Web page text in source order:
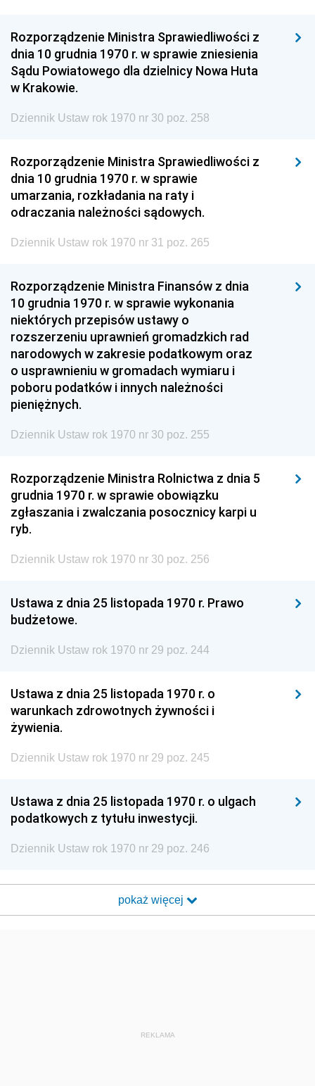
Rozporządzenie Ministra Sprawiedliwości z
dnia 10 grudnia 1970 r. w sprawie zniesienia
Sądu Powiatowego dla dzielnicy Nowa Huta
w Krakowie.
Dziennik Ustaw rok 1970 nr 30 poz. 258
Rozporządzenie Ministra Sprawiedliwości z
dnia 10 grudnia 1970 r. w sprawie
umarzania, rozkładania na raty i
odraczania należności sądowych.
Dziennik Ustaw rok 1970 nr 31 poz. 265
Rozporządzenie Ministra Finansów z dnia
10 grudnia 1970 r. w sprawie wykonania
niektórych przepisów ustawy o
rozszerzeniu uprawnień gromadzkich rad
narodowych w zakresie podatkowym oraz
o usprawnieniu w gromadach wymiaru i
poboru podatków i innych należności
pieniężnych.
Dziennik Ustaw rok 1970 nr 30 poz. 255
Rozporządzenie Ministra Rolnictwa z dnia 5
grudnia 1970 r. w sprawie obowiązku
zgłaszania i zwalczania posocznicy karpi u
ryb.
Dziennik Ustaw rok 1970 nr 30 poz. 256
Ustawa z dnia 25 listopada 1970 r. Prawo
budżetowe.
Dziennik Ustaw rok 1970 nr 29 poz. 244
Ustawa z dnia 25 listopada 1970 r. o
warunkach zdrowotnych żywności i
żywienia.
Dziennik Ustaw rok 1970 nr 29 poz. 245
Ustawa z dnia 25 listopada 1970 r. o ulgach
podatkowych z tytułu inwestycji.
Dziennik Ustaw rok 1970 nr 29 poz. 246
pokaż więcej
REKLAMA